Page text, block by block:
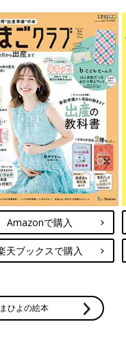
Amazonで購入
天ブックスで購入
ひよの絵本